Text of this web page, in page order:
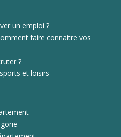
un emploi ?
faire connaitre vos
?
et loisirs